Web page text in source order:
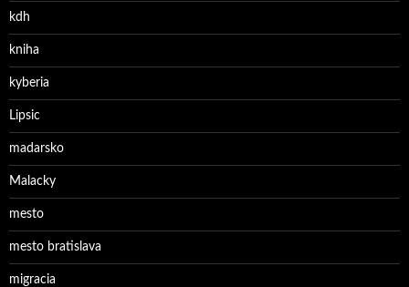
kdh
kniha
kyberia
Lipsic
madarsko
Malacky
mesto
mesto bratislava
migracia